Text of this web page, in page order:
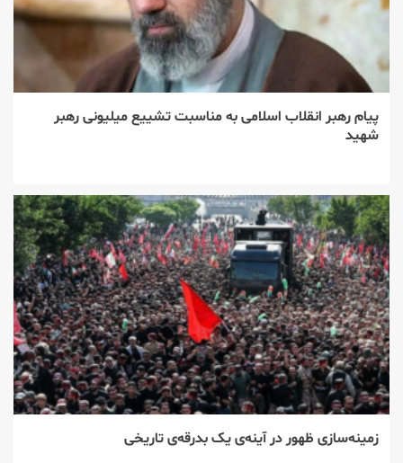
پیام رهبر انقلاب اسلامی به مناسبت تشییع میلیونی رهبر
شهید
زمینه‌سازی ظهور در آینه‌ی یک بدرقه‌ی تاریخی